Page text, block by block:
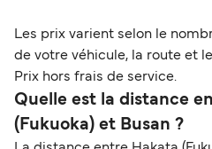
Les prix varient selon le
de votre véhicule, la route et
Prix hors frais de service.
Quelle est la distance
(Fukuoka) et Busan ?